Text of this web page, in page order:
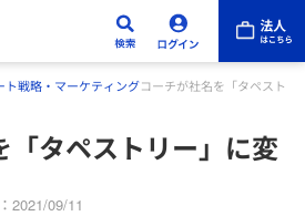
ト戦略・マーケティングコーチが社名を「タペストリ
「タペストリー」に変
2021/09/11